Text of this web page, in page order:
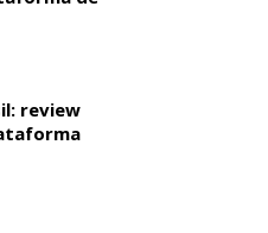
review